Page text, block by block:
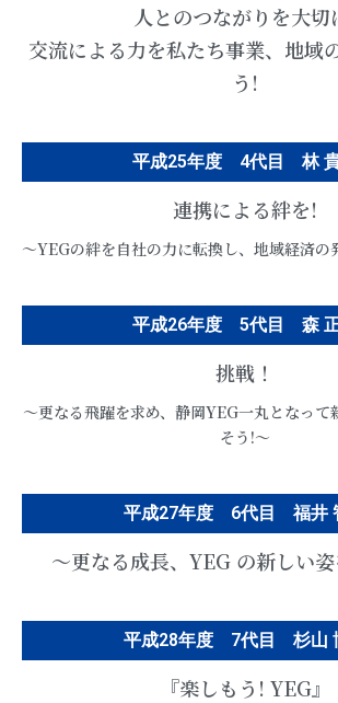
人とのつながりを大切
交流による力を私たち事業、地域
う!
平成25年度 4代目 林
連携による絆を!
〜YEGの絆を自社の力に転換し、地域経済の
平成26年度 5代目 森
挑戦！
〜更なる飛躍を求め、静岡YEG一丸となって
そう!〜
平成27年度 6代目 福井
〜更なる成長、YEG の新しい
平成28年度 7代目 杉山
『楽しもう! YEG』